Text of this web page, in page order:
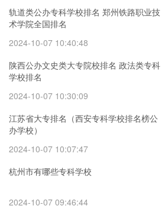
轨道类公办专科学校排名 郑州铁路职业技
术学院全国排名
2024-10-07 10:40:48
陕西公办文史类大专院校排名 政法类专科
学校排名
2024-10-07 10:30:09
江苏省大专排名（西安专科学校排名榜公
办学校）
2024-10-07 10:07:47
杭州市有哪些专科学校
2024-10-07 09:46:44